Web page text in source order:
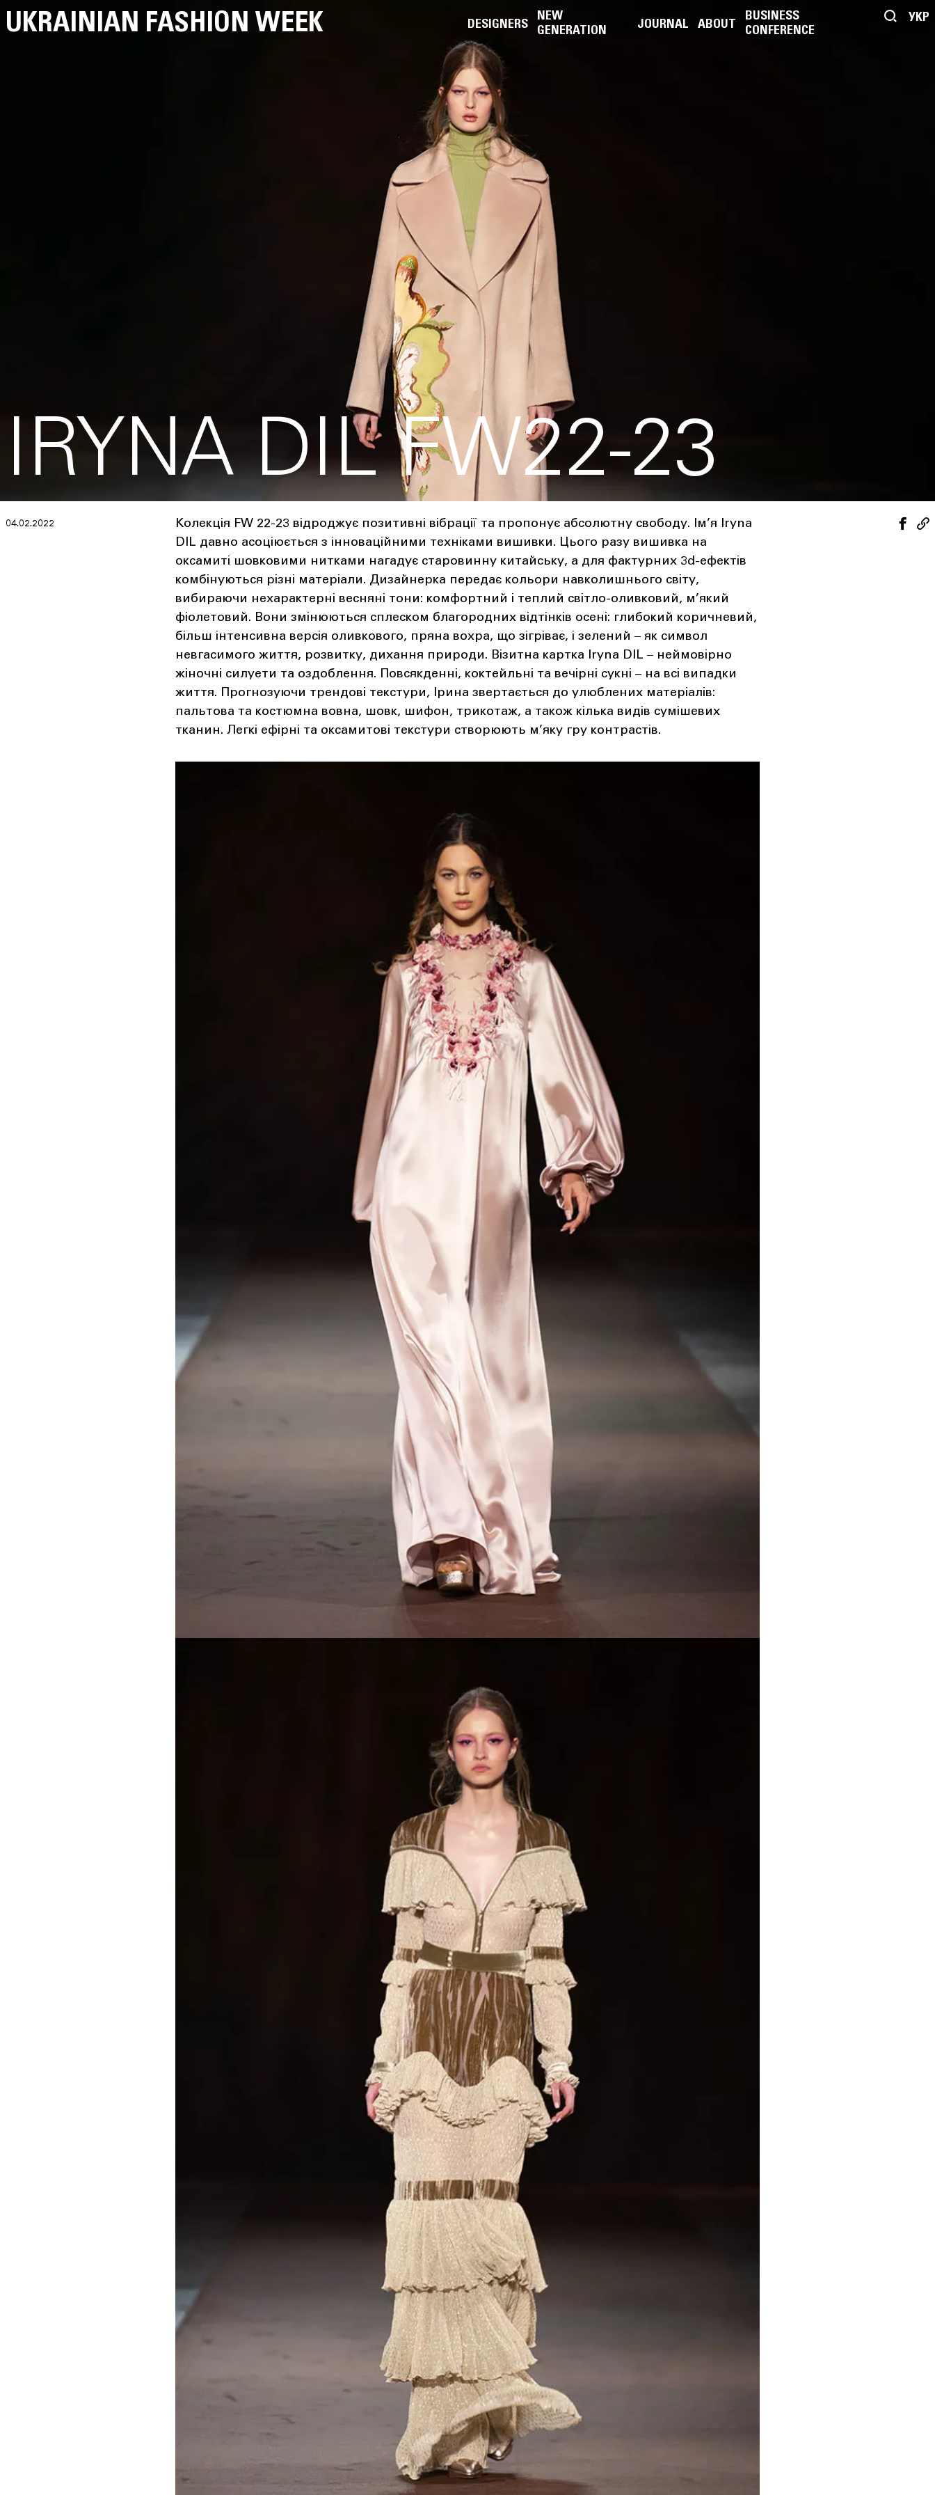
UKRAINIAN FASHION WEEK УКР
DESIGNERS
NEW
GENERATION
JOURNAL ABOUT
BUSINESS
CONFERENCE
IRYNA DIL FW22-23
04.02.2022
Колекція FW 22-23 відроджує позитивні вібрації та пропонує абсолютну свободу. Ім’я Iryna
DIL давно асоціюється з інноваційними техніками вишивки. Цього разу вишивка на
оксамиті шовковими нитками нагадує старовинну китайську, а для фактурних 3d-ефектів
комбінуються різні матеріали. Дизайнерка передає кольори навколишнього світу,
вибираючи нехарактерні весняні тони: комфортний і теплий світло-оливковий, м’який
фіолетовий. Вони змінюються сплеском благородних відтінків осені: глибокий коричневий,
більш інтенсивна версія оливкового, пряна вохра, що зігріває, і зелений ‒ як символ
невгасимого життя, розвитку, дихання природи. Візитна картка Iryna DIL ‒ неймовірно
жіночні силуети та оздоблення. Повсякденні, коктейльні та вечірні сукні – на всі випадки
життя. Прогнозуючи трендові текстури, Ірина звертається до улюблених матеріалів:
пальтова та костюмна вовна, шовк, шифон, трикотаж, а також кілька видів сумішевих
тканин. Легкі ефірні та оксамитові текстури створюють м’яку гру контрастів.